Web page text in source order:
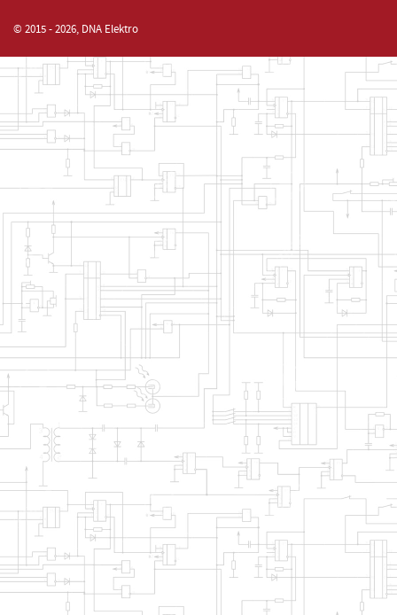
© 2015 - 2026, DNA Elektro